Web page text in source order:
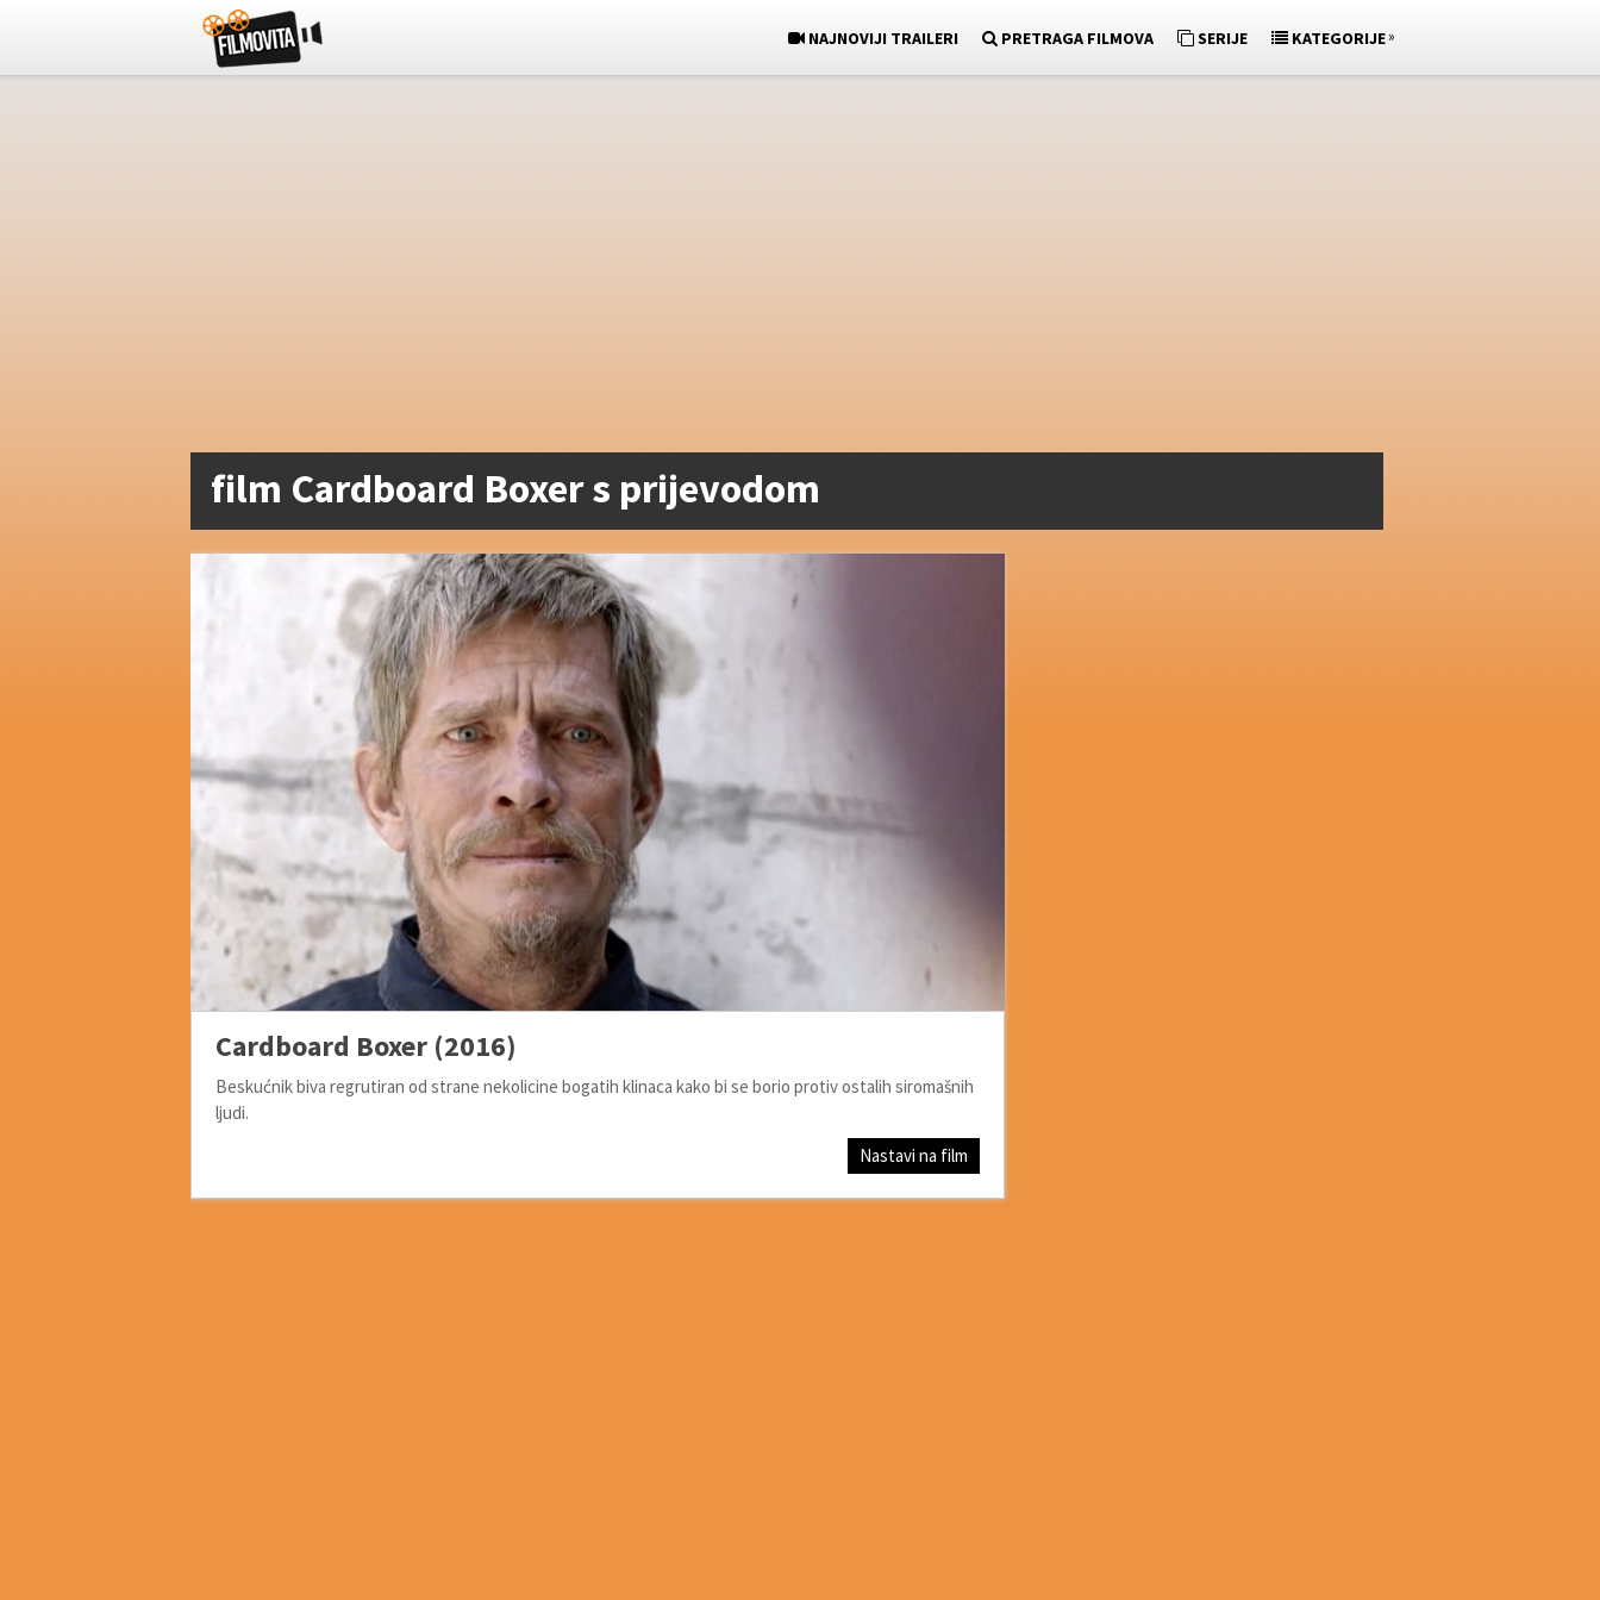
NAJNOVIJI TRAILERI PRETRAGA FILMOVA SERIJE KATEGORIJE»
film Cardboard Boxer s prijevodom
Cardboard Boxer (2016)
Beskućnik biva regrutiran od strane nekolicine bogatih klinaca kako bi se borio protiv ostalih siromašnih
ljudi.
Nastavi na film